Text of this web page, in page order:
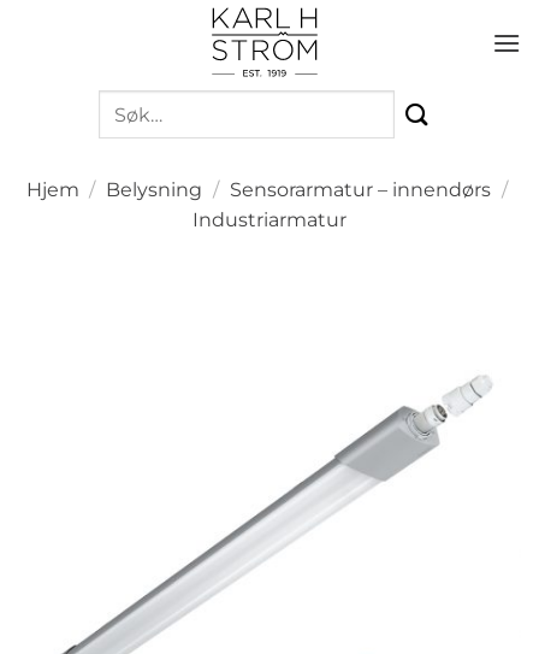
Søk
etter:
Hjem / Belysning / Sensorarmatur – innendørs /
Industriarmatur